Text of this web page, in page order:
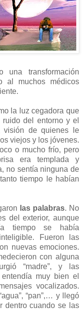
transformación
al muchos médicos
la luz cegadora que
del entorno y el
visión de quienes le
viejos y los jóvenes.
o mucho frío, pero
era templada y
no sentía ninguna de
tiempo le habían
las palabras. No
del exterior, aunque
tiempo se había
Fueron las
nuevas emociones.
con alguna
“madre”, y las
muy bien el
vocalizados.
“pan”,… y llegó
dentro cuando se las